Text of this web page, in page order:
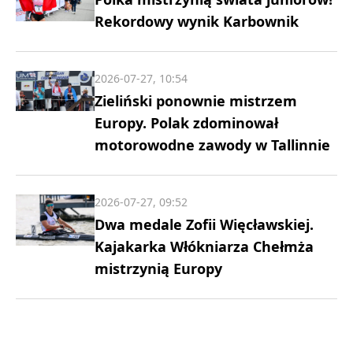
Rekordowy wynik Karbownik
Zieliński ponownie mistrzem
Europy. Polak zdominował
motorowodne zawody w Tallinnie
2026-07-27, 10:54
Dwa medale Zofii Więcławskiej.
Kajakarka Włókniarza Chełmża
mistrzynią Europy
2026-07-27, 09:52